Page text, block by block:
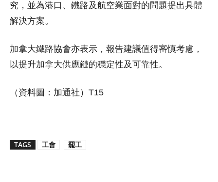
究，並為港口、鐵路及航空業面對的問題提出具體
解決方案。
加拿大鐵路協會亦表示，報告建議值得審慎考慮，
以提升加拿大供應鏈的穩定性及可靠性。
（資料圖：加通社）T15
TAGS 工會 罷工